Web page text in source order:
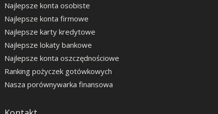
Najlepsze konta osobiste
Najlepsze konta firmowe
Najlepsze karty kredytowe
Najlepsze lokaty bankowe
Najlepsze konta oszczędnościowe
Ranking pożyczek gotówkowych
Nasza porównywarka finansowa